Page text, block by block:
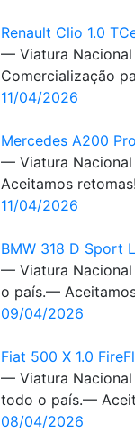
Renault Clio 1.0
— Viatura
Comercialização
11/04/2026
Mercedes A200
— Viatura
Aceitamos
11/04/2026
BMW 318 D Sport
— Viatura Nacional
o país.—
09/04/2026
Fiat 500 X 1.0
— Viatura
todo o país.—
08/04/2026